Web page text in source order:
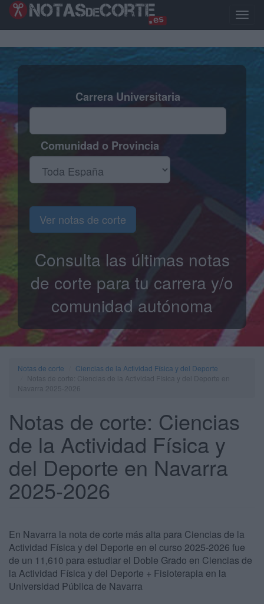
Pasar
Toggle
Carrera Universitaria
Comunidad o Provincia
Ver notas de corte
Consulta las últimas notas
de corte para tu carrera y/o
comunidad autónoma
Notas de corte
Ciencias de la Actividad Física y del Deporte
Notas de corte: Ciencias
de la Actividad Física y
del Deporte en Navarra
2025-2026
En Navarra la nota de corte más alta para Ciencias de la
Actividad Física y del Deporte en el curso 2025-2026 fue
de un 11,610 para estudiar el Doble Grado en Ciencias de
la Actividad Física y del Deporte + Fisioterapia en la
Universidad Pública de Navarra